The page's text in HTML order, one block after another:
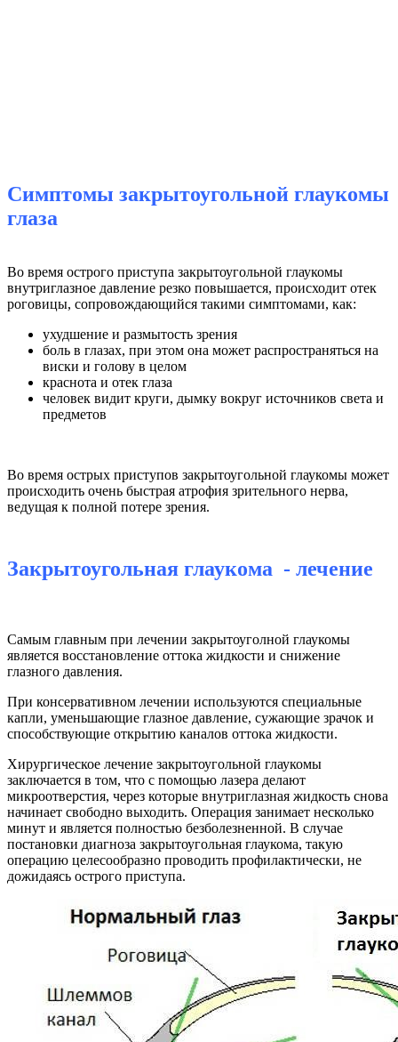
Симптомы закрытоугольной глаукомы
глаза
Во время острого приступа закрытоугольной глаукомы
внутриглазное давление резко повышается, происходит отек
роговицы, сопровождающийся такими симптомами, как:
ухудшение и размытость зрения
боль в глазах, при этом она может распространяться на
виски и голову в целом
краснота и отек глаза
человек видит круги, дымку вокруг источников света и
предметов
Во время острых приступов закрытоугольной глаукомы может
происходить очень быстрая атрофия зрительного нерва,
ведущая к полной потере зрения.
Закрытоугольная глаукома - лечение
Самым главным при лечении закрытоуголной глаукомы
является восстановление оттока жидкости и снижение
глазного давления.
При консервативном лечении используются специальные
капли, уменьшающие глазное давление, сужающие зрачок и
способствующие открытию каналов оттока жидкости.
Хирургическое лечение закрытоугольной глаукомы
заключается в том, что с помощью лазера делают
микроотверстия, через которые внутриглазная жидкость снова
начинает свободно выходить. Операция занимает несколько
минут и является полностью безболезненной. В случае
постановки диагноза закрытоугольная глаукома, такую
операцию целесообразно проводить профилактически, не
дожидаясь острого приступа.